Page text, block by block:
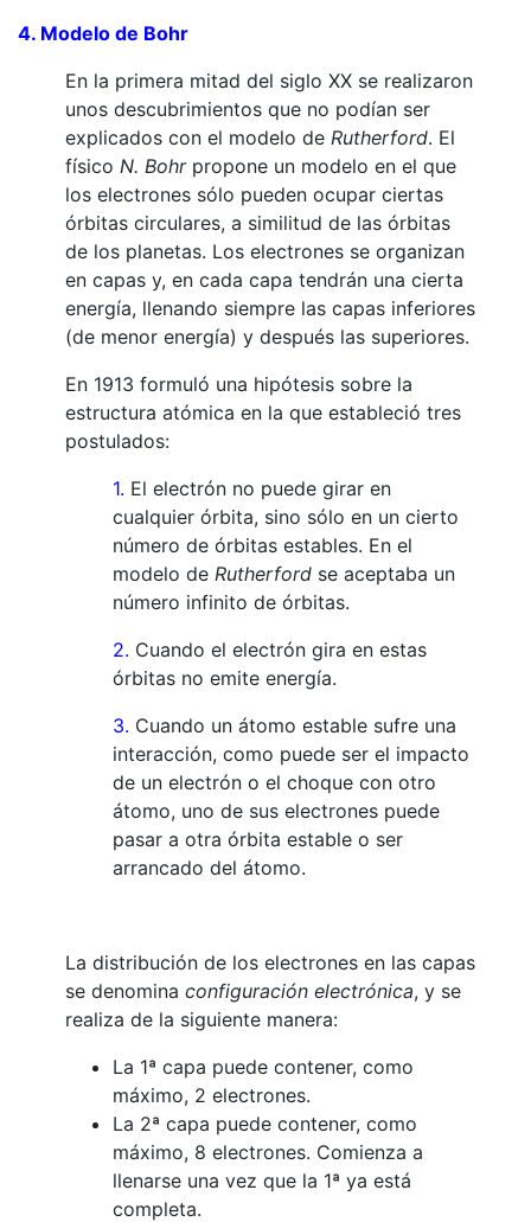
4. Modelo de Bohr
En la primera mitad del siglo XX se realizaron
unos descubrimientos que no podían ser
explicados con el modelo de Rutherford. El
físico N. Bohrpropone un modelo en el que
los electrones sólo pueden ocupar ciertas
órbitas circulares, a similitud de las órbitas
de los planetas. Los electrones se organizan
en capas y, en cada capa tendrán una cierta
energía, llenando siempre las capas inferiores
(de menor energía) y después las superiores.
En 1913 formuló una hipótesis sobre la
estructura atómica en la que estableció tres
postulados:
1. El electrón no puede girar en
cualquier órbita, sino sólo en un cierto
número de órbitas estables. En el
modelo de Rutherford se aceptaba un
número infinito de órbitas.
2. Cuando el electrón gira en estas
órbitas no emite energía.
3. Cuando un átomo estable sufre una
interacción, como puede ser el impacto
de un electrón o el choque con otro
átomo, uno de sus electrones puede
pasar a otra órbita estable o ser
arrancado del átomo.
La distribución de los electrones en las capas
se denomina configuración electrónica, y se
realiza de la siguiente manera:
La 1ª capa puede contener, como
máximo, 2 electrones.
La 2ª capa puede contener, como
máximo, 8 electrones. Comienza a
llenarse una vez que la 1ª ya está
completa.